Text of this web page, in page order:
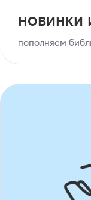
новинки
пополняем